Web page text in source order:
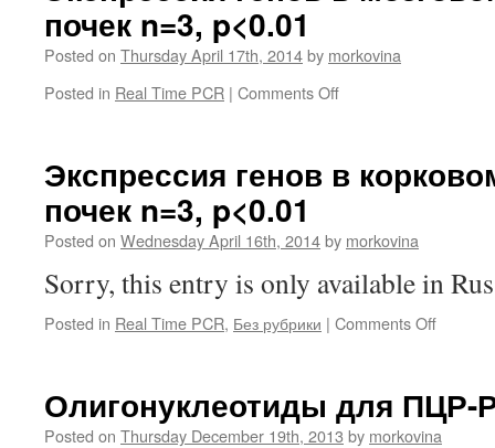
почек n=3, p<0.01
Posted on Thursday April 17th, 2014by morkovina
Posted in Real Time PCR | Comments Offon
мозговом
n=3,
Экспрессия генов в
почек n=3, p<0.01
Posted on Wednesday April 16th, 2014by morkovina
Sorry, this entry is only available in
Posted in Real Time PCR, Без рубрики | Comments Offon
Олигонуклеотиды для ПЦР-
Posted on Thursday December 19th, 2013 by morkovina